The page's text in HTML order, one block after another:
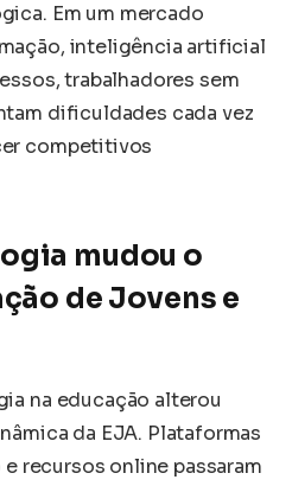
Em um mercado
inteligência artificial
trabalhadores sem
dificuldades cada vez
competitivos
mudou o
de Jovens e
na educação alterou
da EJA. Plataformas
recursos online passaram